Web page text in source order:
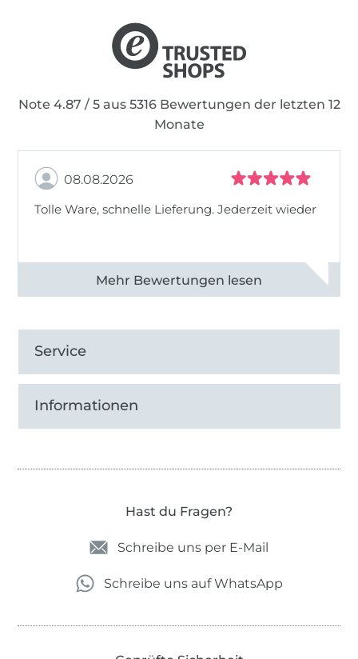
Note 4.87 / 5 aus 5316 Bewertungen der letzten 12
Monate
08.08.2026
Tolle Ware, schnelle Lieferung. Jederzeit wieder
Alle 83013 Bewertungen ansehen
Service
Informationen
Hast du Fragen?
Schreibe uns per E-Mail
Schreibe uns auf WhatsApp